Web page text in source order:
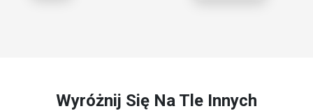
Wyróżnij Się Na Tle Innych